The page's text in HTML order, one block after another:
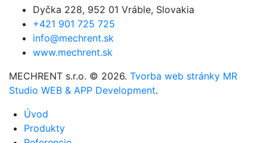
Dyčka 228, 952 01 Vráble, Slovakia
+421 901 725 725
info@mechrent.sk
www.mechrent.sk
MECHRENT s.r.o. © 2026. Tvorba web stránky MR
Studio WEB & APP Development.
Úvod
Produkty